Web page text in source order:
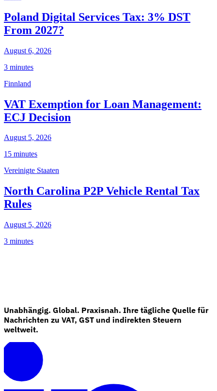
Poland Digital Services Tax: 3% DST
From 2027?
August 6, 2026
3 minutes
Finnland
VAT Exemption for Loan Management:
ECJ Decision
August 5, 2026
15 minutes
Vereinigte Staaten
North Carolina P2P Vehicle Rental Tax
Rules
August 5, 2026
3 minutes
Unabhängig. Global. Praxisnah. Ihre tägliche Quelle für
Nachrichten zu VAT, GST und indirekten Steuern
weltweit.